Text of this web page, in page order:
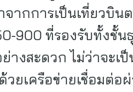
ากการเป็นเที่ยวบิน
900 ที่รองรับทั้งชั้น
งสะดวก ไม่ว่าจะเป็
ยเครือข่ายเชื่อมต่อ